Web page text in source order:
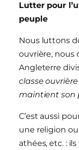
Lutter pour
peuple
Nous luttons
ouvrière, nous
Angleterre
classe
maintient son
C’est aussi
une religion
athées, etc. :